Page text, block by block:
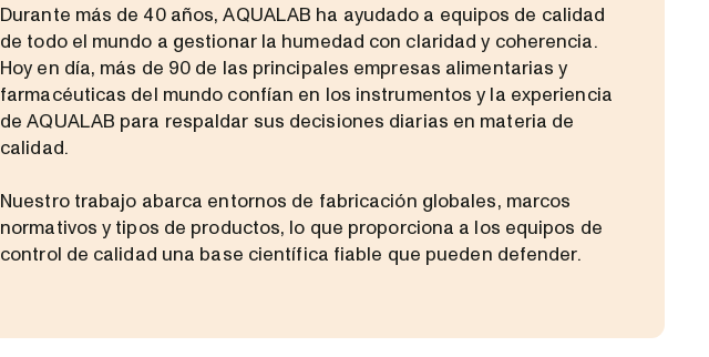
Durante más de 40 años, AQUALAB ha ayudado a equipos de calidad
de todo el mundo a gestionar la humedad con claridad y coherencia.
Hoy en día, más de 90 de las principales empresas alimentarias y
farmacéuticas del mundo confían en los instrumentos y la experiencia
de AQUALAB para respaldar sus decisiones diarias en materia de
calidad.
Nuestro trabajo abarca entornos de fabricación globales, marcos
normativos y tipos de productos, lo que proporciona a los equipos de
control de calidad una base científica fiable que pueden defender.